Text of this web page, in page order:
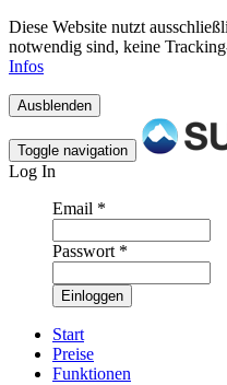
Diese Website nutzt
notwendig sind, keine
Infos
Toggle navigation
Log In
Email *
Passwort *
Start
Preise
Funktionen